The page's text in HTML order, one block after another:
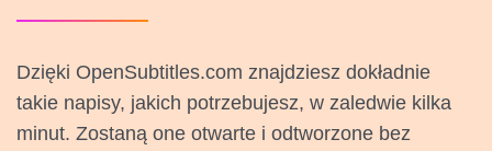
Dzięki OpenSubtitles.com znajdziesz dokładnie
takie napisy, jakich potrzebujesz, w zaledwie kilka
minut. Zostaną one otwarte i odtworzone bez